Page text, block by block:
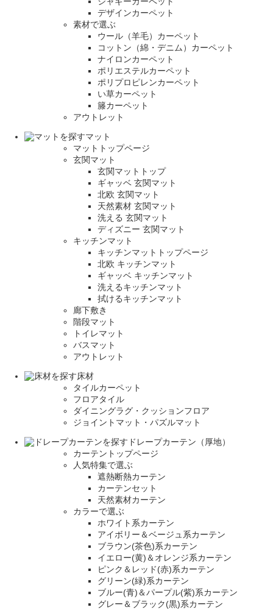
デザインカーペット
素材で選ぶ
ウール（羊毛）カーペット
コットン（綿・デニム）カーペット
ナイロンカーペット
ポリエステルカーペット
ポリプロピレンカーペット
い草カーペット
籐カーペット
アウトレット
マット
マットトップページ
玄関マット
玄関マットトップ
ギャッベ 玄関マット
北欧 玄関マット
天然素材 玄関マット
洗える 玄関マット
ディズニー 玄関マット
キッチンマット
キッチンマットトップページ
北欧 キッチンマット
ギャッベ キッチンマット
洗えるキッチンマット
拭けるキッチンマット
廊下敷き
階段マット
トイレマット
バスマット
アウトレット
床材
タイルカーペット
フロアタイル
ダイニングラグ・クッションフロア
ジョイントマット・パズルマット
ドレープカーテン（厚地）
カーテントップページ
人気特集で選ぶ
遮熱断熱カーテン
カーテンセット
天然素材カーテン
カラーで選ぶ
ホワイト系カーテン
アイボリー＆ベージュ系カーテン
ブラウン(茶色)系カーテン
イエロー(黄)＆オレンジ系カーテン
ピンク＆レッド(赤)系カーテン
グリーン(緑)系カーテン
ブルー(青)＆パープル(紫)系カーテン
グレー＆ブラック(黒)系カーテン